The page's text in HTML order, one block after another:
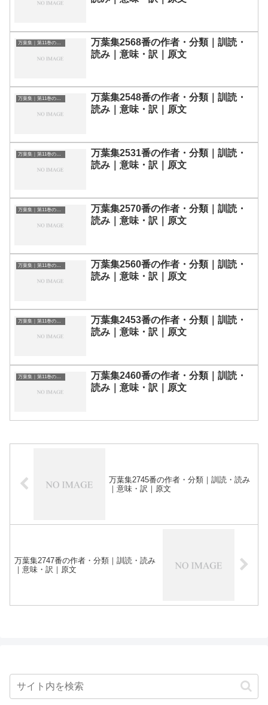
万葉集｜第11巻の和歌一覧
万葉集2568番の作者・分類｜訓読・
読み｜意味・訳｜原文
万葉集｜第11巻の和歌一覧
万葉集2548番の作者・分類｜訓読・
読み｜意味・訳｜原文
万葉集｜第11巻の和歌一覧
万葉集2531番の作者・分類｜訓読・
読み｜意味・訳｜原文
万葉集｜第11巻の和歌一覧
万葉集2570番の作者・分類｜訓読・
読み｜意味・訳｜原文
万葉集｜第11巻の和歌一覧
万葉集2560番の作者・分類｜訓読・
読み｜意味・訳｜原文
万葉集｜第11巻の和歌一覧
万葉集2453番の作者・分類｜訓読・
読み｜意味・訳｜原文
万葉集｜第11巻の和歌一覧
万葉集2460番の作者・分類｜訓読・
読み｜意味・訳｜原文
万葉集2745番の作者・分類｜訓読・読み
｜意味・訳｜原文
万葉集2747番の作者・分類｜訓読・読み
｜意味・訳｜原文